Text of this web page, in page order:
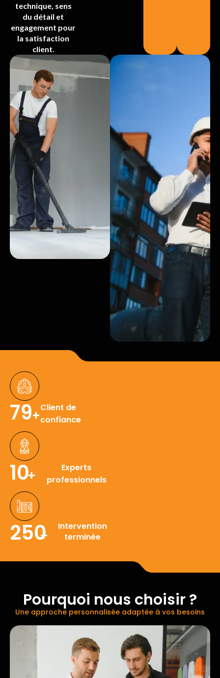
technique, sens
du détail et
engagement pour
la satisfaction
client.
85+Client de
confiance
10+
Experts
professionnels
250
+
Intervention
terminée
Pourquoi nous choisir ?
Une approche personnalisée adaptée à vos besoins